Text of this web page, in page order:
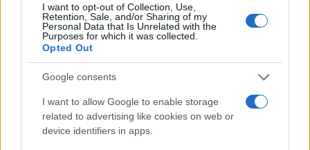
I want to opt-out of Collection, Use,
Retention, Sale, and/or Sharing of my
Personal Data that Is Unrelated with the
Purposes for which it was collected.
Opted Out
Google consents
I want to allow Google to enable storage
related to advertising like cookies on web or
device identifiers in apps.
McDonnell F3H Demon: Το βαρύ
ναυτικό μαχητικό της πρώτης εποχής
των πυραύλων